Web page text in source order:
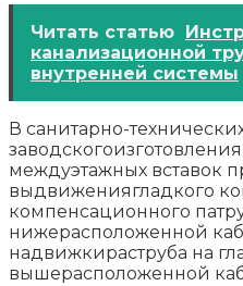
Читать статью
канализационной
внутренней системы
В санитарно-
междуэтажных вставок
выдвижениягладкого
компенсационного
нижерасположенной
надвижкираструба на
вышерасположенной